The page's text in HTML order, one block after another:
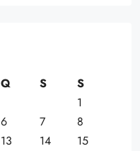
Q S
S
1
6 7
8
13 14
15